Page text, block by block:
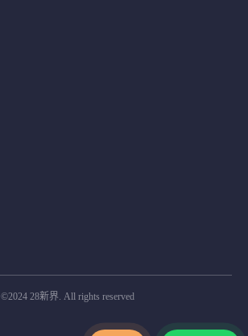
©2024 28新界. All rights reserved